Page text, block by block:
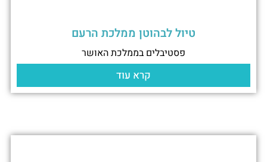
טיול לבהוטן ממלכת הרעם
פסטיבלים בממלכת האושר
קרא עוד